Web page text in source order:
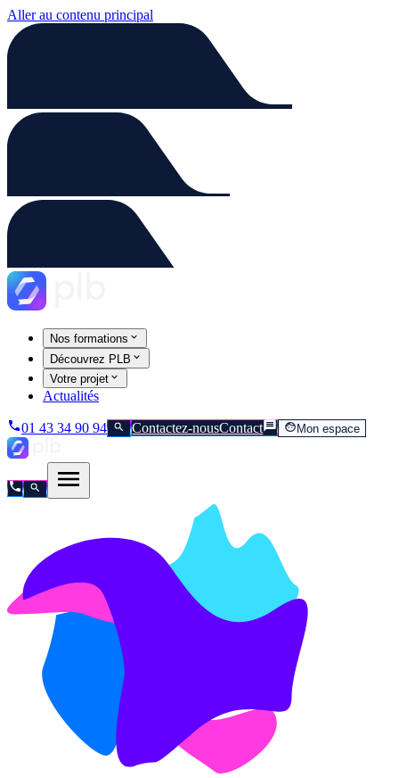
Aller au contenu principal
Nos formations
Découvrez PLB
Votre projet
Actualités
01 43 34 90 94 Contactez-nousContact Mon espace